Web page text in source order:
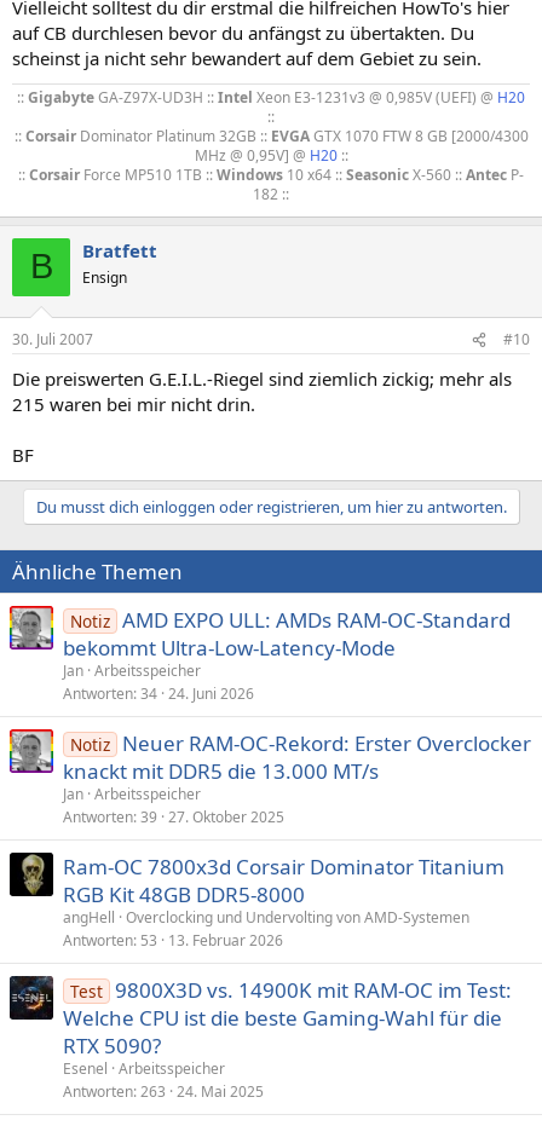
Vielleicht solltest du dir erstmal die hilfreichen HowTo's hier
auf CB durchlesen bevor du anfängst zu übertakten. Du
scheinst ja nicht sehr bewandert auf dem Gebiet zu sein.
::GigabyteGA-Z97X-UD3H ::Intel Xeon E3-1231v3 @ 0,985V (UEFI) @ H20
::
::CorsairDominator Platinum 32GB :: EVGAGTX 1070 FTW 8 GB [2000/4300
MHz @ 0,95V] @ H20::
::Corsair Force MP510 1TB ::Windows 10 x64 ::SeasonicX-560 ::Antec P-
182 ::​
B Bratfett
Ensign
30. Juli 2007 #10
Die preiswerten G.E.I.L.-Riegel sind ziemlich zickig; mehr als
215 waren bei mir nicht drin.
BF
Du musst dich einloggen oder registrieren, um hier zu antworten.
Ähnliche Themen
Notiz AMD EXPO ULL: AMDs RAM-OC-Standard
bekommt Ultra-Low-Latency-Mode
Jan Arbeitsspeicher
Antworten 34 24. Juni 2026
Notiz Neuer RAM-OC-Rekord: Erster Overclocker
knackt mit DDR5 die 13.000 MT/s
Jan Arbeitsspeicher
Antworten 39 27. Oktober 2025
Ram-OC 7800x3d Corsair Dominator Titanium
RGB Kit 48GB DDR5-8000
angHell Overclocking und Undervolting von AMD-Systemen
Antworten 53 13. Februar 2026
Test 9800X3D vs. 14900K mit RAM-OC im Test:
Welche CPU ist die beste Gaming-Wahl für die
RTX 5090?
Esenel Arbeitsspeicher
Antworten 263 24. Mai 2025